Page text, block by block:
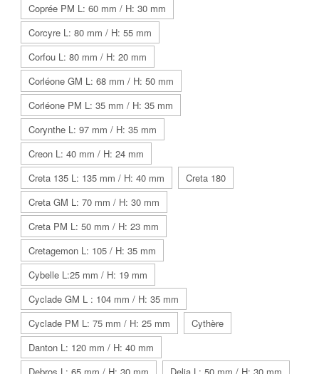
Coprée PM L: 60 mm / H: 30 mm
Corcyre L: 80 mm / H: 55 mm
Corfou L: 80 mm / H: 20 mm
Corléone GM L: 68 mm / H: 50 mm
Corléone PM L: 35 mm / H: 35 mm
Corynthe L: 97 mm / H: 35 mm
Creon L: 40 mm / H: 24 mm
Creta 135 L: 135 mm / H: 40 mm
Creta 180
Creta GM L: 70 mm / H: 30 mm
Creta PM L: 50 mm / H: 23 mm
Cretagemon L: 105 / H: 35 mm
Cybelle L:25 mm / H: 19 mm
Cyclade GM L : 104 mm / H: 35 mm
Cyclade PM L: 75 mm / H: 25 mm
Cythère
Danton L: 120 mm / H: 40 mm
Debros L: 65 mm / H: 30 mm
Delia L: 50 mm / H: 30 mm